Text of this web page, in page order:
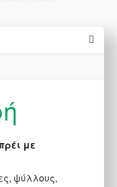
με
ψύλλους,